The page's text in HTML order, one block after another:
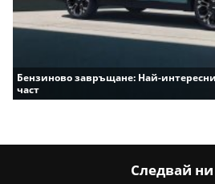
Бензиново завръщане: Най-
част
Следвай